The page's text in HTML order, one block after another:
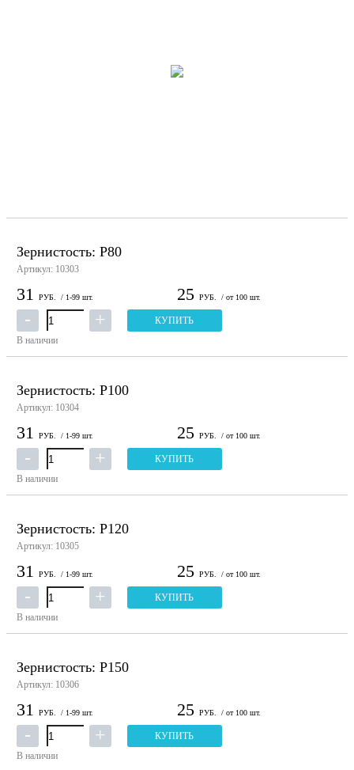
Зернистость: P80
Артикул: 10303
31 РУБ. / 1-99 шт. 25 РУБ. / от 100 шт.
КУПИТЬ
В наличии
Зернистость: P100
Артикул: 10304
31 РУБ. / 1-99 шт. 25 РУБ. / от 100 шт.
КУПИТЬ
В наличии
Зернистость: P120
Артикул: 10305
31 РУБ. / 1-99 шт. 25 РУБ. / от 100 шт.
КУПИТЬ
В наличии
Зернистость: P150
Артикул: 10306
31 РУБ. / 1-99 шт. 25 РУБ. / от 100 шт.
КУПИТЬ
В наличии